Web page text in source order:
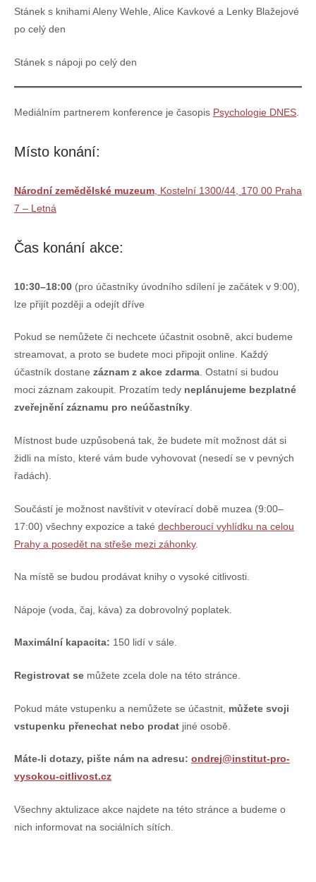
Stánek s knihami Aleny Wehle, Alice Kavkové a Lenky Blažejové
po celý den
Stánek s nápoji po celý den
Mediálním partnerem konference je časopis Psychologie DNES
Místo konání:
Národní zemědělské muzeum , Kostelní 1300/44, 170 00 Praha
7 – Letná
Čas konání akce:
10:30–18:00 (pro účastníky úvodního sdílení je začátek v 9:00),
lze přijít později a odejít dříve
Pokud se nemůžete či nechcete účastnit osobně, akci budeme
streamovat, a proto se budete moci připojit online. Každý
účastník dostane záznam z akce zdarma. Ostatní si budou
moci záznam zakoupit. Prozatím tedy neplánujeme bezplatné
zveřejnění záznamu pro neúčastníky.
Místnost bude uzpůsobená tak, že budete mít možnost dát si
židli na místo, které vám bude vyhovovat (nesedí se v pevných
řadách).
Součástí je možnost navštívit v otevírací době muzea (9:00–
17:00) všechny expozice a také dechberoucí vyhlídku na celou
Prahy a posedět na střeše mezi záhonky.
Na místě se budou prodávat knihy o vysoké citlivosti.
Nápoje (voda, čaj, káva) za dobrovolný poplatek.
Maximální kapacita: 150 lidí v sále.
Registrovat se můžete zcela dole na této stránce.
Pokud máte vstupenku a nemůžete se účastnit, můžete svoji
vstupenku přenechat nebo prodat jiné osobě.
Máte-li dotazy, pište nám na adresu: ondrej@institut-pro-
vysokou-citlivost.cz
Všechny aktulizace akce najdete na této stránce a budeme o
nich informovat na sociálních sítích.